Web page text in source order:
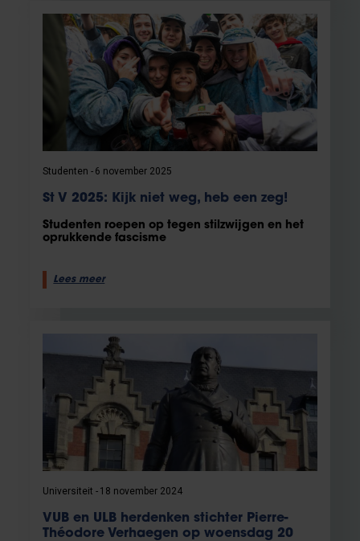
Studenten 6 november 2025
St V 2025: Kijk niet weg, heb een zeg!
Studenten roepen op tegen stilzwijgen en het
oprukkende fascisme
Lees meer
Universiteit 18 november 2024
VUB en ULB herdenken stichter Pierre-
Théodore Verhaegen op woensdag 20